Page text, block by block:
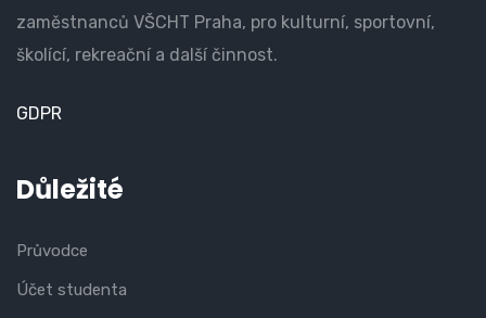
zaměstnanců VŠCHT Praha, pro kulturní, sportovní,
školící, rekreační a další činnost.
GDPR
Důležité
Průvodce
Účet studenta